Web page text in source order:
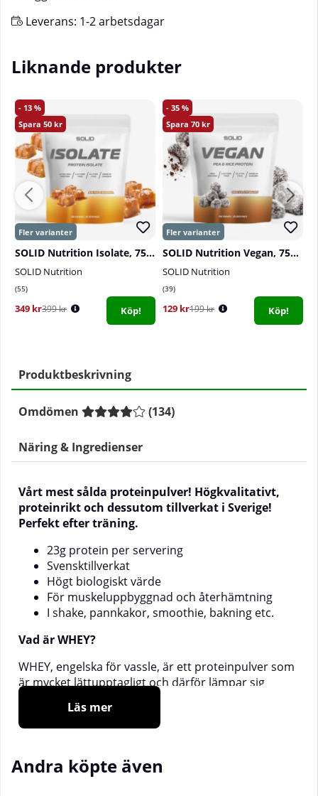
Leverans: 1-2 arbetsdagar
Liknande produkter
13
50
SOLID Nutrition Isolate, 750 g
SOLID Nutrition
55
349 kr399 kr Köp!
35
70
SOLID Nutrition Vegan, 750 g
SOLID Nutrition
39
129 kr199 kr Köp!
Produktbeskrivning
Omdömen (134)
Näring & Ingredienser
Vårt mest sålda proteinpulver! Högkvalitativt,
proteinrikt och dessutom tillverkat i Sverige!
Perfekt efter träning.
23g protein per servering
Svensktillverkat
Högt biologiskt värde
För muskeluppbyggnad och återhämtning
I shake, pannkakor, smoothie, bakning etc.
Vad är WHEY?
WHEY, engelska för vassle, är ett proteinpulver som
är mycket lättupptagligt och därför lämpar sig
typer av vassleprotein; vassleproteinkoncentrat,
vassleproteinisolat och hydrolyserat vassleprotein.
vassleproteinkoncentrat, ett prisvärt proteinpulver
med hög proteinhalt.
Läs mer
Andra köpte även